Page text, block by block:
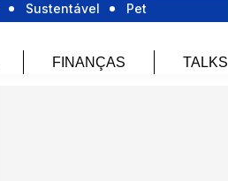
Sustentável Pet
FINANÇAS TALKS